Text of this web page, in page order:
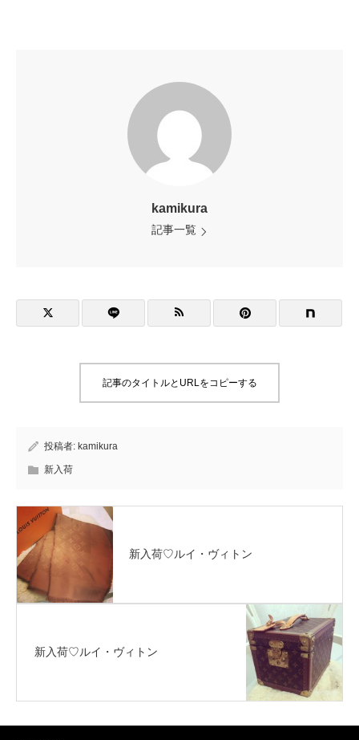
kamikura
記事一覧
記事のタイトルとURLをコピーする
投稿者: kamikura
新入荷
新入荷♡ルイ・ヴィトン
新入荷♡ルイ・ヴィトン